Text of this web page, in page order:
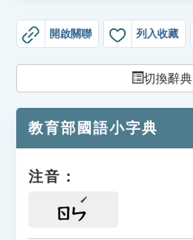
教學應用
貓頭鷹博士
開啟關聯 列入收藏
切換辭典
教育部國語小字典
注音：
ㄖㄣ